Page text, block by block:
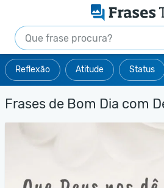
Reflexão Atitude Status
Frases de Bom Dia com